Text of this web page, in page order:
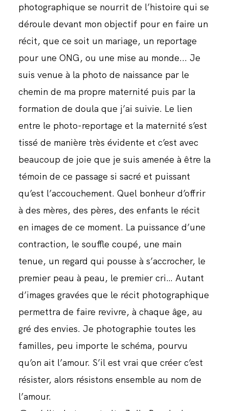
photographique se nourrit de l’histoire qui se
déroule devant mon objectif pour en faire un
récit, que ce soit un mariage, un reportage
pour une ONG, ou une mise au monde... Je
suis venue à la photo de naissance par le
chemin de ma propre maternité puis par la
formation de doula que j’ai suivie. Le lien
entre le photo-reportage et la maternité s’est
tissé de manière très évidente et c’est avec
beaucoup de joie que je suis amenée à être la
témoin de ce passage si sacré et puissant
qu’est l’accouchement. Quel bonheur d’offrir
à des mères, des pères, des enfants le récit
en images de ce moment. La puissance d’une
contraction, le souffle coupé, une main
tenue, un regard qui pousse à s’accrocher, le
premier peau à peau, le premier cri… Autant
d’images gravées que le récit photographique
permettra de faire revivre, à chaque âge, au
gré des envies. Je photographie toutes les
familles, peu importe le schéma, pourvu
qu’on ait l’amour. S’il est vrai que créer c’est
résister, alors résistons ensemble au nom de
l’amour.